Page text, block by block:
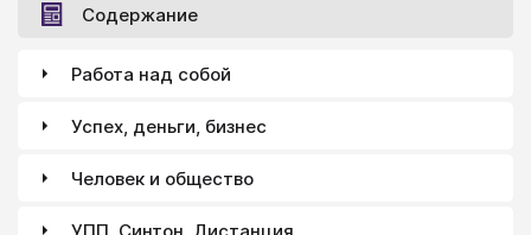
Содержание
Работа над собой
Успех, деньги, бизнес
Человек и общество
УПП, Синтон, Дистанция